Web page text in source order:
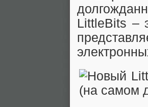
LittleBits –